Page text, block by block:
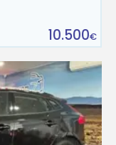
10.500€